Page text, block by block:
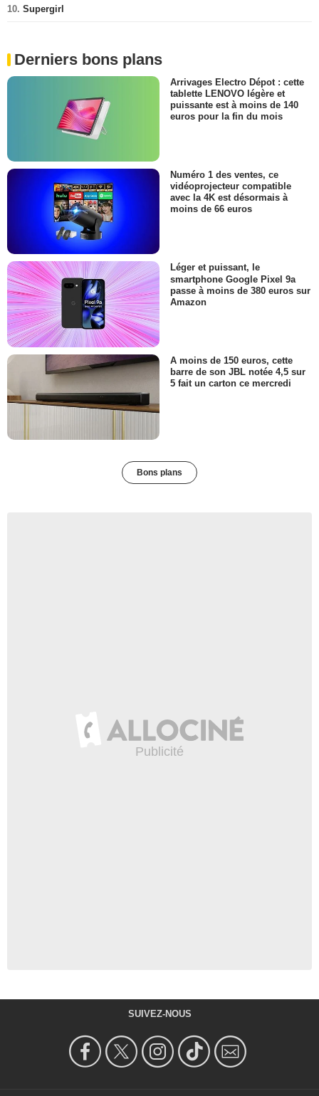
10. Supergirl
Derniers bons plans
Arrivages Electro Dépot : cette
tablette LENOVO légère et
puissante est à moins de 140
euros pour la fin du mois
Numéro 1 des ventes, ce
vidéoprojecteur compatible
avec la 4K est désormais à
moins de 66 euros
Léger et puissant, le
smartphone Google Pixel 9a
passe à moins de 380 euros sur
Amazon
A moins de 150 euros, cette
barre de son JBL notée 4,5 sur
5 fait un carton ce mercredi
Bons plans
SUIVEZ-NOUS